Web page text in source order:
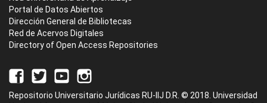
Portal de Datos Abiertos
Dirección General de Bibliotecas
Red de Acervos Digitales
Directory of Open Access Repositories
Repositorio Universitario Jurídicas RU-IIJ D.R. © 2018. Universidad